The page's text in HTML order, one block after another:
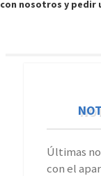
con nosotros y pedir
Últimas
con el